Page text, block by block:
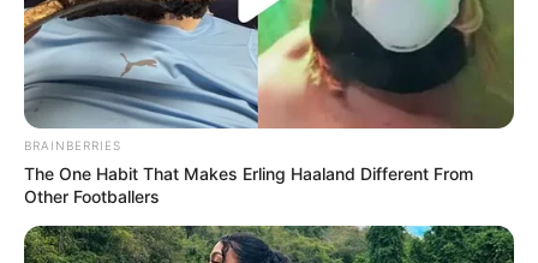
(foto: instagram/marshatimothy)
BRAINBERRIES
The One Habit That Makes Erling Haaland Different From
Other Footballers